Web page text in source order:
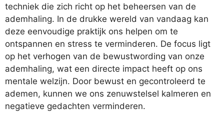
techniek die zich richt op het beheersen van de
ademhaling. In de drukke wereld van vandaag kan
deze eenvoudige praktijk ons helpen om te
ontspannen en stress te verminderen. De focus ligt
op het verhogen van de bewustwording van onze
ademhaling, wat een directe impact heeft op ons
mentale welzijn. Door bewust en gecontroleerd te
ademen, kunnen we ons zenuwstelsel kalmeren en
negatieve gedachten verminderen.